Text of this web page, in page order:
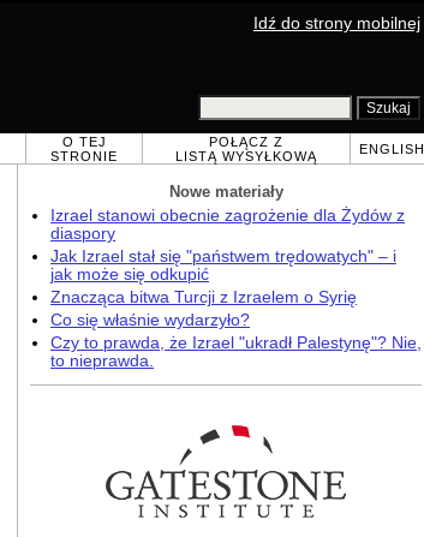
Idź do strony mobilnej
O TEJ
STRONIE
POŁĄCZ Z
LISTĄ WYSYŁKOWĄ
ENGLISH
Nowe materiały
Izrael stanowi obecnie zagrożenie dla Żydów z
diaspory
Jak Izrael stał się "państwem trędowatych" – i
jak może się odkupić
Znacząca bitwa Turcji z Izraelem o Syrię
Co się właśnie wydarzyło?
Czy to prawda, że Izrael "ukradł Palestynę"? Nie,
to nieprawda.